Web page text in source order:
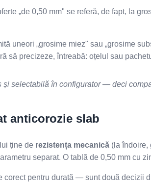
„de 0,50 mm" se referă, de fapt, la
uneori „grosime miez" sau „grosime
să precizeze, întreabă: oțelul sau
selectabilă în configurator — deci
anticorozie slab
ține de rezistența mecanică (la îndoire,
separat. O tablă de 0,50 mm cu
corect pentru durată — sunt două decizii